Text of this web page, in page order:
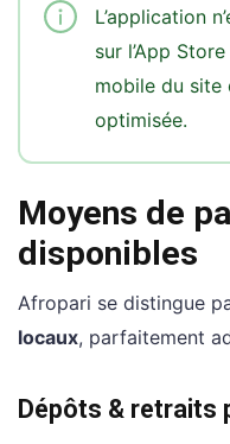
L’application
sur l’App
mobile du site
optimisée.
Moyens de
disponibles
Afropari se distingue
locaux, parfaitement
Dépôts & retraits